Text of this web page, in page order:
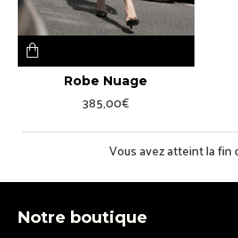
Robe Nuage
385,00€
Vous avez atteint la fin
Notre boutique